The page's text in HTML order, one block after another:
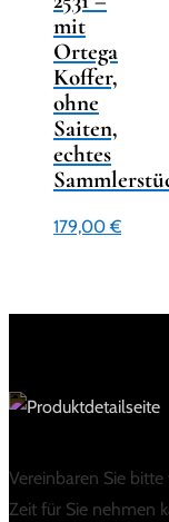
mit
Ortega
Koffer,
ohne
Saiten,
echtes
179,00€
Vereinbaren Sie
Zeit für Sie nehmen